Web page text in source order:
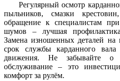
Регулярный осмотр
пыльников, смазки
обращение к специалистам
шумов – лучшая
Замена изношенных деталей на
срок службы карданного вала
движения. Не забывайте о
обслуживание – это
комфорт за рулём.